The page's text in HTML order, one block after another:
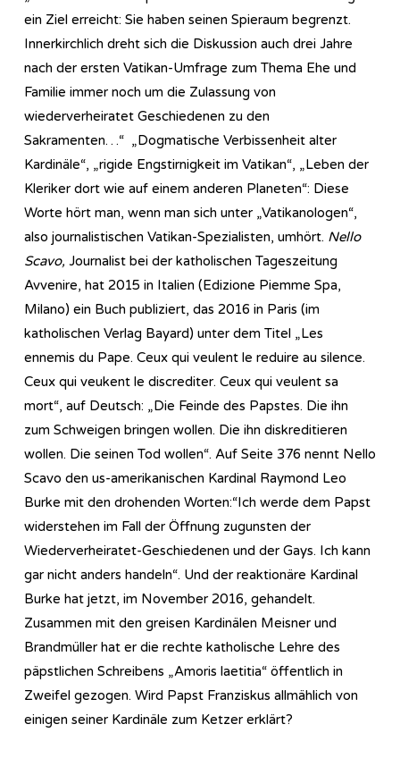
ein Ziel erreicht: Sie haben seinen Spieraum begrenzt.
Innerkirchlich dreht sich die Diskussion auch drei Jahre
nach der ersten Vatikan-Umfrage zum Thema Ehe und
Familie immer noch um die Zulassung von
wiederverheiratet Geschiedenen zu den
Sakramenten…“ „Dogmatische Verbissenheit alter
Kardinäle“, „rigide Engstirnigkeit im Vatikan“, „Leben der
Kleriker dort wie auf einem anderen Planeten“: Diese
Worte hört man, wenn man sich unter „Vatikanologen“,
also journalistischen Vatikan-Spezialisten, umhört. Nello
Scavo, Journalist bei der katholischen Tageszeitung
Avvenire, hat 2015 in Italien (Edizione Piemme Spa,
Milano) ein Buch publiziert, das 2016 in Paris (im
katholischen Verlag Bayard) unter dem Titel „Les
ennemis du Pape. Ceux qui veulent le reduire au silence.
Ceux qui veukent le discrediter. Ceux qui veulent sa
mort“, auf Deutsch: „Die Feinde des Papstes. Die ihn
zum Schweigen bringen wollen. Die ihn diskreditieren
wollen. Die seinen Tod wollen“. Auf Seite 376 nennt Nello
Scavo den us-amerikanischen Kardinal Raymond Leo
Burke mit den drohenden Worten:“Ich werde dem Papst
widerstehen im Fall der Öffnung zugunsten der
Wiederverheiratet-Geschiedenen und der Gays. Ich kann
gar nicht anders handeln“. Und der reaktionäre Kardinal
Burke hat jetzt, im November 2016, gehandelt.
Zusammen mit den greisen Kardinälen Meisner und
Brandmüller hat er die rechte katholische Lehre des
päpstlichen Schreibens „Amoris laetitia“ öffentlich in
Zweifel gezogen. Wird Papst Franziskus allmählich von
einigen seiner Kardinäle zum Ketzer erklärt?